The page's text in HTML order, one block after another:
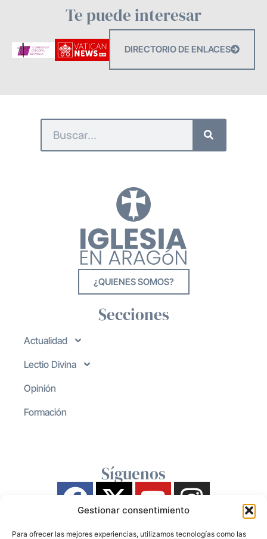
Gestionar consentimiento
Para ofrecer las mejores experiencias, utilizamos tecnologías como las
Te puede interesar
DIRECTORIO DE ENLACES
¿QUIENES SOMOS?
Secciones
Actualidad
Lectio Divina
Opinión
Formación
Síguenos